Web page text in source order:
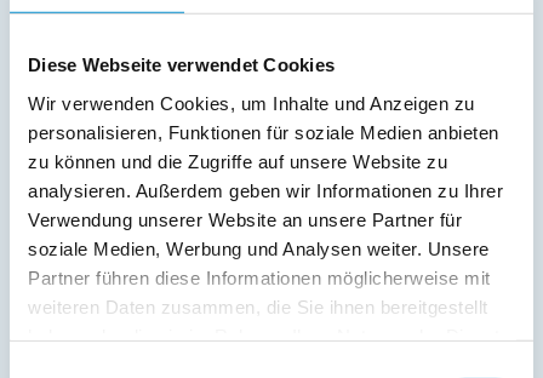
Diese Webseite verwendet Cookies
Wir verwenden Cookies, um Inhalte und Anzeigen zu
personalisieren, Funktionen für soziale Medien anbieten
zu können und die Zugriffe auf unsere Website zu
analysieren. Außerdem geben wir Informationen zu Ihrer
Verwendung unserer Website an unsere Partner für
soziale Medien, Werbung und Analysen weiter. Unsere
Partner führen diese Informationen möglicherweise mit
weiteren Daten zusammen, die Sie ihnen bereitgestellt
Service:
Verpflegung:
Beschreibung
Stranddistel (2-3 Pers.). Villa Christiana, Graal-Müritz: 1. Stock
(Haupthaus), 30+ qm. Flur (mit begehbarem Schrankraum),
Küche mit Essbereich, Badezimmer (DU/WC), Schlafzimmer
und Leiter-Hochbett.